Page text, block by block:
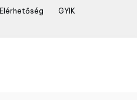
Elérhetőség
GYIK